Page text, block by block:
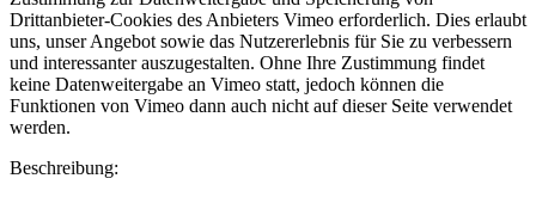
Drittanbieter-Cookies des Anbieters Vimeo erforderlich. Dies erlaubt
uns, unser Angebot sowie das Nutzererlebnis für Sie zu verbessern
und interessanter auszugestalten. Ohne Ihre Zustimmung findet
keine Datenweitergabe an Vimeo statt, jedoch können die
Funktionen von Vimeo dann auch nicht auf dieser Seite verwendet
werden.
Beschreibung: